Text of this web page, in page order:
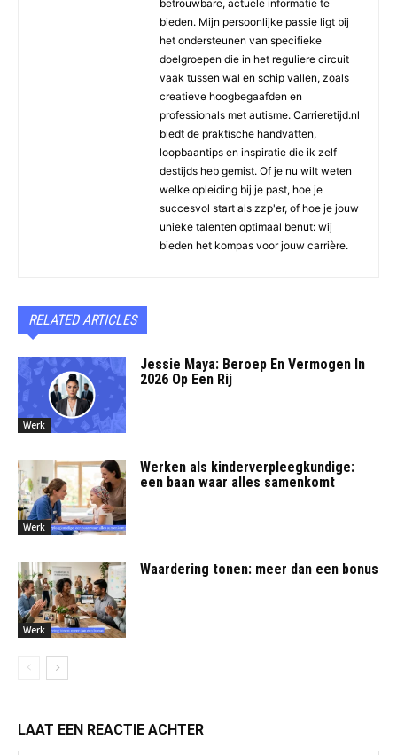
betrouwbare, actuele informatie te
bieden. Mijn persoonlijke passie ligt bij
het ondersteunen van specifieke
doelgroepen die in het reguliere circuit
vaak tussen wal en schip vallen, zoals
creatieve hoogbegaafden en
professionals met autisme. Carrieretijd.nl
biedt de praktische handvatten,
loopbaantips en inspiratie die ik zelf
destijds heb gemist. Of je nu wilt weten
welke opleiding bij je past, hoe je
succesvol start als zzp'er, of hoe je jouw
unieke talenten optimaal benut: wij
bieden het kompas voor jouw carrière.
RELATED ARTICLES
Werk
Jessie Maya: Beroep En Vermogen In
2026 Op Een Rij
Werk
Werken als kinderverpleegkundige:
een baan waar alles samenkomt
Werk
Waardering tonen: meer dan een bonus
LAAT EEN REACTIE ACHTER